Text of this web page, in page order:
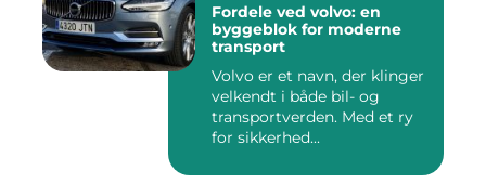
Fordele ved volvo: en
byggeblok for moderne
transport
Volvo er et navn, der klinger
velkendt i både bil- og
transportverden. Med et ry
for sikkerhed...